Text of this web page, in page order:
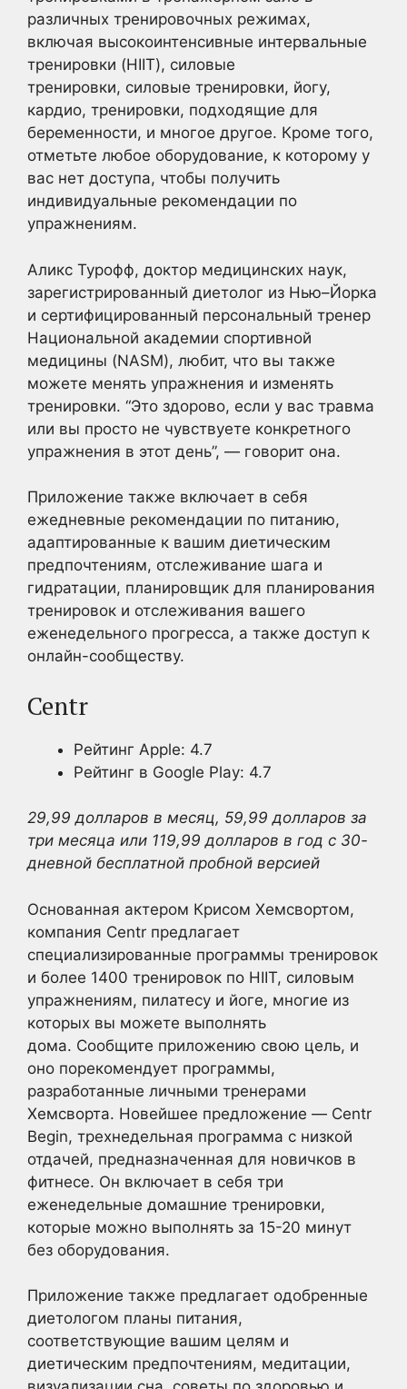
различных тренировочных режимах,
включая высокоинтенсивные интервальные
тренировки (HIIT), силовые
тренировки, силовые тренировки, йогу,
кардио, тренировки, подходящие для
беременности, и многое другое. Кроме того,
отметьте любое оборудование, к которому у
вас нет доступа, чтобы получить
индивидуальные рекомендации по
упражнениям.
Аликс Турофф, доктор медицинских наук,
зарегистрированный диетолог из Нью–Йорка
и сертифицированный персональный тренер
Национальной академии спортивной
медицины (NASM), любит, что вы также
можете менять упражнения и изменять
тренировки. “Это здорово, если у вас травма
или вы просто не чувствуете конкретного
упражнения в этот день”, — говорит она.
Приложение также включает в себя
ежедневные рекомендации по питанию,
адаптированные к вашим диетическим
предпочтениям, отслеживание шага и
гидратации, планировщик для планирования
тренировок и отслеживания вашего
еженедельного прогресса, а также доступ к
онлайн-сообществу.
Centr
Рейтинг Apple: 4.7
Рейтинг в Google Play: 4.7
29,99 долларов в месяц, 59,99 долларов за
три месяца или 119,99 долларов в год с 30-
дневной бесплатной пробной версией
Основанная актером Крисом Хемсвортом,
компания Centr предлагает
специализированные программы тренировок
и более 1400 тренировок по HIIT, силовым
упражнениям, пилатесу и йоге, многие из
которых вы можете выполнять
дома. Сообщите приложению свою цель, и
оно порекомендует программы,
разработанные личными тренерами
Хемсворта. Новейшее предложение — Centr
Begin, трехнедельная программа с низкой
отдачей, предназначенная для новичков в
фитнесе. Он включает в себя три
еженедельные домашние тренировки,
которые можно выполнять за 15-20 минут
без оборудования.
Приложение также предлагает одобренные
диетологом планы питания,
соответствующие вашим целям и
диетическим предпочтениям, медитации,